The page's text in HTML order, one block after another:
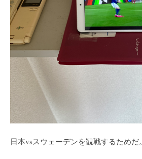
日本vsスウェーデンを観戦するためだ。